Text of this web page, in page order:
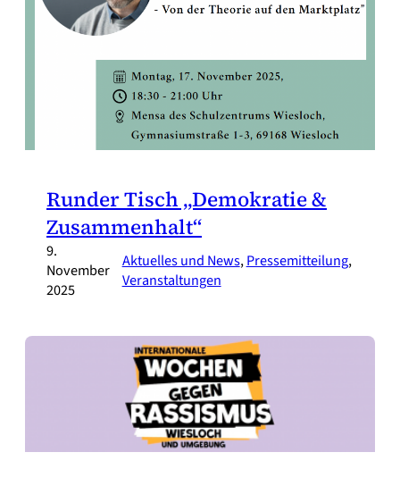
Runder Tisch „Demokratie &
Zusammenhalt“
9.
November
2025
Aktuelles und News, Pressemitteilung,
Veranstaltungen